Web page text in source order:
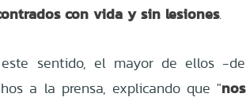
con vida y sin lesiones.
sentido, el mayor de ellos -
a la prensa, explicando que "